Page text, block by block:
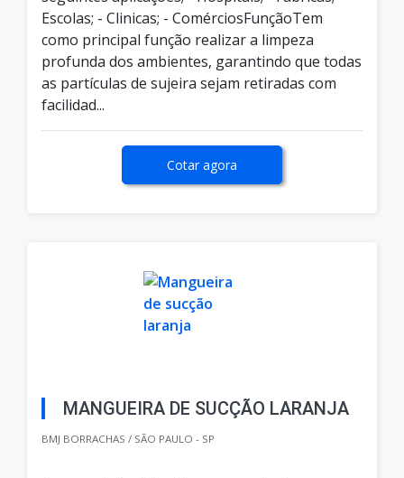
Escolas; - Clinicas; - ComérciosFunçãoTem
como principal função realizar a limpeza
profunda dos ambientes, garantindo que todas
as partículas de sujeira sejam retiradas com
facilidad...
Cotar agora
MANGUEIRA DE SUCÇÃO LARANJA
BMJ BORRACHAS / SÃO PAULO - SP